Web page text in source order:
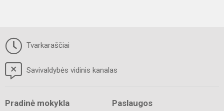
Tvarkaraščiai
Savivaldybės vidinis kanalas
Pradinė mokykla Paslaugos